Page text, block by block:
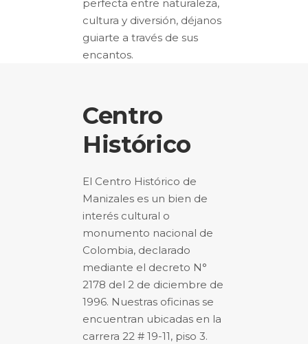
perfecta entre naturaleza,
cultura y diversión, déjanos
guiarte a través de sus
encantos.
Centro
Histórico
El Centro Histórico de
Manizales es un bien de
interés cultural o
monumento nacional de
Colombia, declarado
mediante el decreto N°
2178 del 2 de diciembre de
1996. Nuestras oficinas se
encuentran ubicadas en la
carrera 22 # 19-11, piso 3.